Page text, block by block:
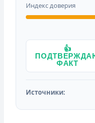
Индекс доверия
👍
ФАКТ
Источники: